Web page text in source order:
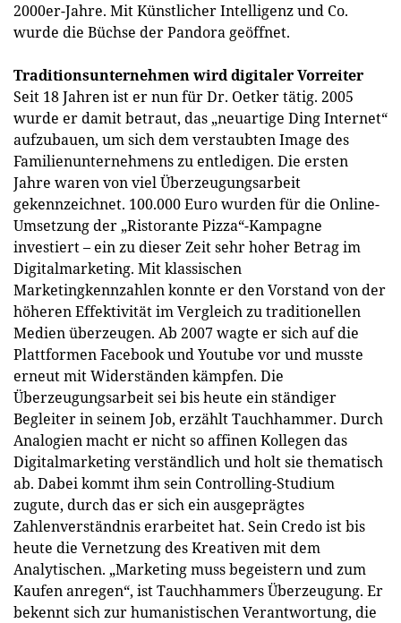
2000er-Jahre. Mit Künstlicher Intelligenz und Co.
wurde die Büchse der Pandora geöffnet.
Traditionsunternehmen wird digitaler Vorreiter
Seit 18 Jahren ist er nun für Dr. Oetker tätig. 2005
wurde er damit betraut, das „neuartige Ding Internet“
aufzubauen, um sich dem verstaubten Image des
Familienunternehmens zu entledigen. Die ersten
Jahre waren von viel Überzeugungsarbeit
gekennzeichnet. 100.000 Euro wurden für die Online-
Umsetzung der „Ristorante Pizza“-Kampagne
investiert – ein zu dieser Zeit sehr hoher Betrag im
Digitalmarketing. Mit klassischen
Marketingkennzahlen konnte er den Vorstand von der
höheren Effektivität im Vergleich zu traditionellen
Medien überzeugen. Ab 2007 wagte er sich auf die
Plattformen Facebook und Youtube vor und musste
erneut mit Widerständen kämpfen. Die
Überzeugungsarbeit sei bis heute ein ständiger
Begleiter in seinem Job, erzählt Tauchhammer. Durch
Analogien macht er nicht so affinen Kollegen das
Digitalmarketing verständlich und holt sie thematisch
ab. Dabei kommt ihm sein Controlling-Studium
zugute, durch das er sich ein ausgeprägtes
Zahlenverständnis erarbeitet hat. Sein Credo ist bis
heute die Vernetzung des Kreativen mit dem
Analytischen. „Marketing muss begeistern und zum
Kaufen anregen“, ist Tauchhammers Überzeugung. Er
bekennt sich zur humanistischen Verantwortung, die